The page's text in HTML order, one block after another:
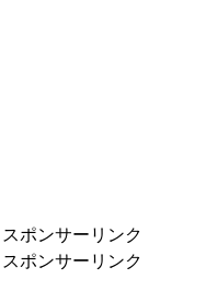
スポンサーリンク
スポンサーリンク